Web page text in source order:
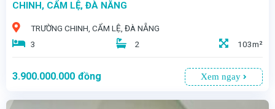
CHINH, CẨM LỆ, ĐÀ NẴNG
TRƯỜNG CHINH, CẨM LỆ, ĐÀ NẴNG
3
2 103m²
3.900.000.000 đồng Xem ngay